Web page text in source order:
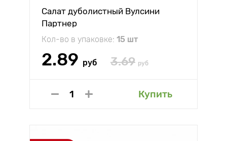
Салат дуболистный Вулсини
Партнер
Кол-во в упаковке: 15 шт
2.89 руб 3.69 руб
Купить